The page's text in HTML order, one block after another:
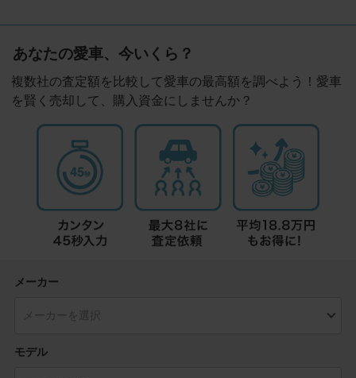
あなたの愛車、今いくら？
複数社の査定額を比較して愛車の最高額を調べよう！愛車
を賢く売却して、購入資金にしませんか？
メーカー
モデル